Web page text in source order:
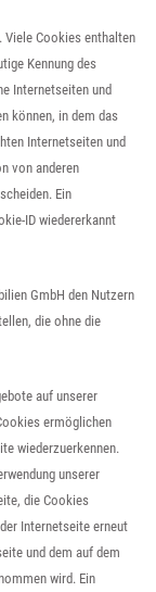
Viele Cookies enthalten
Kennung des
Internetseiten und
können, in dem das
Internetseiten und
von anderen
Ein
ID wiedererkannt
GmbH den Nutzern
die ohne die
auf unserer
ermöglichen
wiederzuerkennen.
unserer
die Cookies
Internetseite erneut
und dem auf dem
wird. Ein